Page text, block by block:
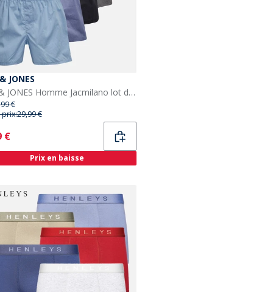
JONES
JACK & JONES Homme Jacmilano lot de 5 caleçons Chambray Blue Troposphere/City Skyline/Naval/Noir
€
prix:29,99 €
€
Prix en baisse